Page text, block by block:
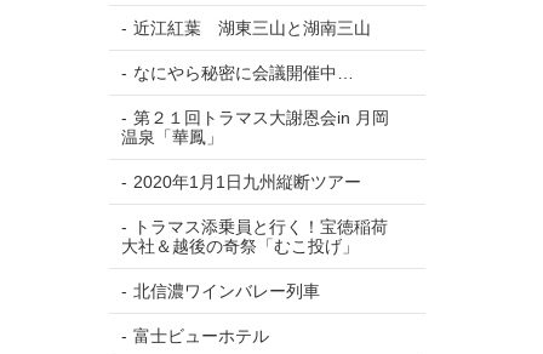
近江紅葉 湖東三山と湖南三山
なにやら秘密に会議開催中…
第２１回トラマス大謝恩会in 月岡
温泉「華鳳」
2020年1月1日九州縦断ツアー
トラマス添乗員と行く！宝徳稲荷
大社＆越後の奇祭「むこ投げ」
北信濃ワインバレー列車
富士ビューホテル